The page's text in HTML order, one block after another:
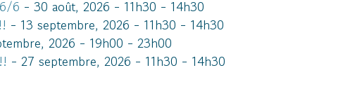
6 - 30 août, 2026 - 11h30 - 14h30
- 13 septembre, 2026 - 11h30 - 14h30
2026 - 19h00 - 23h00
- 27 septembre, 2026 - 11h30 - 14h30